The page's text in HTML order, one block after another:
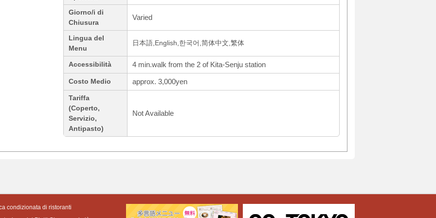
Giorno/i di
Chiusura
Varied
Lingua del
Menu
日本語,English,한국어,简体中文,繁体
Accessibilità 4 min.walk from the 2 of Kita-Senju station
Costo Medio approx. 3,000yen
Tariffa
(Coperto,
Servizio,
Antipasto)
Not Available
condizionata di ristoranti